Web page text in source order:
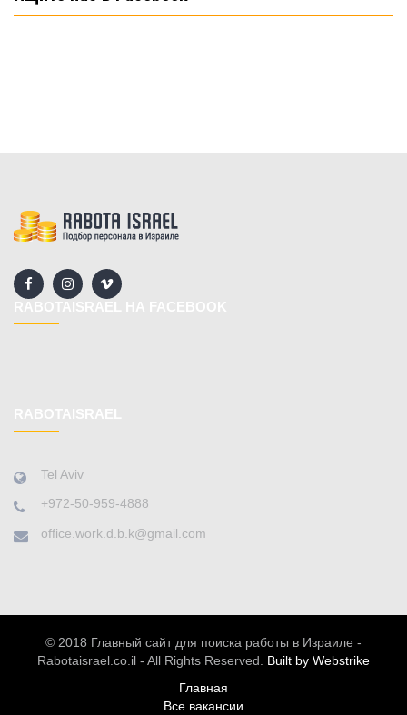
Tel Aviv
+972-50-959-4888
office.work.d.b.k@gmail.com
© 2018 Главный сайт для поиска работы в Израиле -
Rabotaisrael.co.il - All Rights Reserved. Built by Webstrike
Главная
Все вакансии